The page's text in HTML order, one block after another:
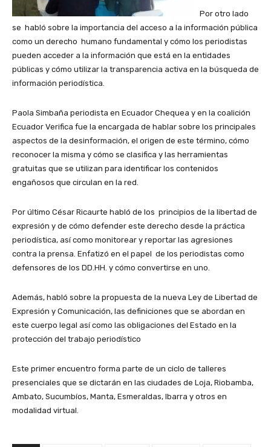
Por otro lado
se habló sobre la importancia del acceso a la información pública
como un derecho humano fundamental y cómo los periodistas
pueden acceder a la información que está en la entidades
públicas y cómo utilizar la transparencia activa en la búsqueda de
información periodística.
Paola Simbaña periodista en Ecuador Chequea y en la coalición
Ecuador Verifica fue la encargada de hablar sobre los principales
aspectos de la desinformación, el origen de este término, cómo
reconocer la misma y cómo se clasifica y las herramientas
gratuitas que se utilizan para identificar los contenidos
engañosos que circulan en la red.
Por último César Ricaurte habló de los principios de la libertad de
expresión y de cómo defender este derecho desde la práctica
periodística, así como monitorear y reportar las agresiones
contra la prensa. Enfatizó en el papel de los periodistas como
defensores de los DD.HH. y cómo convertirse en uno.
Además, habló sobre la propuesta de la nueva Ley de Libertad de
Expresión y Comunicación, las definiciones que se abordan en
este cuerpo legal así como las obligaciones del Estado en la
protección del trabajo periodístico
Este primer encuentro forma parte de un ciclo de talleres
presenciales que se dictarán en las ciudades de Loja, Riobamba,
Ambato, Sucumbíos, Manta, Esmeraldas, Ibarra y otros en
modalidad virtual.